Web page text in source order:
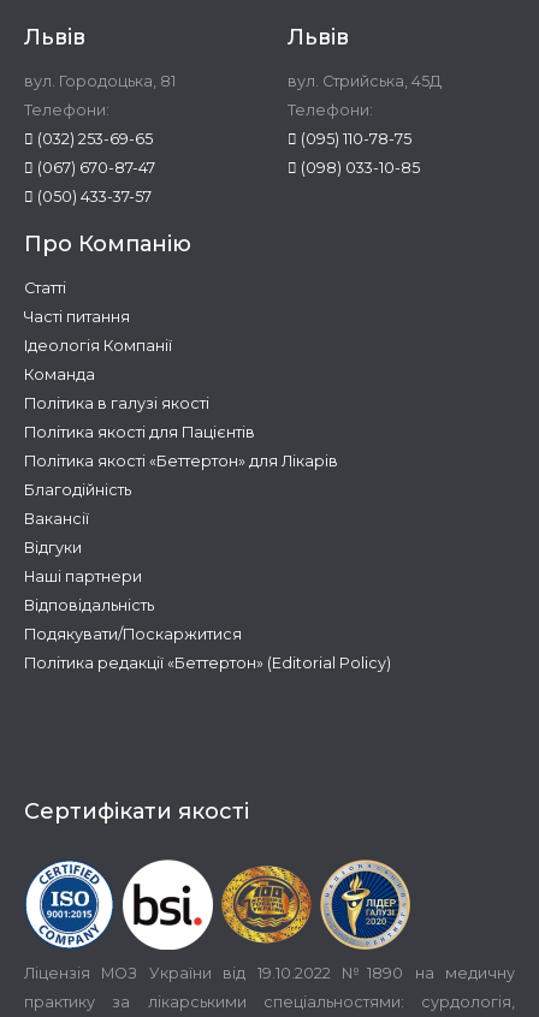
Львів
вул. Городоцька, 81
Телефони:
(032) 253-69-65
(067) 670-87-47
(050) 433-37-57
Львів
вул. Стрийська, 45Д
Телефони:
(095) 110-78-75
(098) 033-10-85
Про Компанію
Статті
Часті питання
Ідеологія Компанії
Команда
Політика в галузі якості
Політика якості для Пацієнтів
Політика якості «Беттертон» для Лікарів
Благодійність
Вакансії
Відгуки
Наші партнери
Відповідальність
Подякувати/Поскаржитися
Політика редакції «Беттертон» (Editorial Policy)
Сертифікати якості
Ліцензія МОЗ України від 19.10.2022 №1890 на медичну
практику за лікарськими спеціальностями: сурдологія,